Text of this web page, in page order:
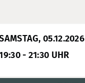
05.12.2026
- 21:30 UHR